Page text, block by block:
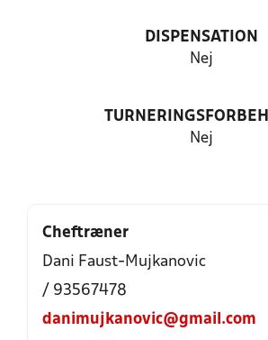
DISPENSATION
Nej
Nej
Cheftræner
Dani Faust-Mujkanovic
/ 93567478
danimujkanovic@gmail.com